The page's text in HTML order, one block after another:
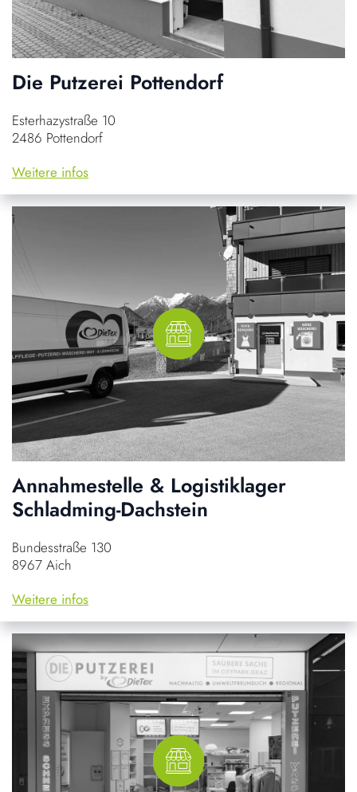
Die Putzerei Pottendorf
Esterhazystraße 10
2486 Pottendorf
Weitere infos
Annahmestelle & Logistiklager
Schladming-Dachstein
Bundesstraße 130
8967 Aich
Weitere infos